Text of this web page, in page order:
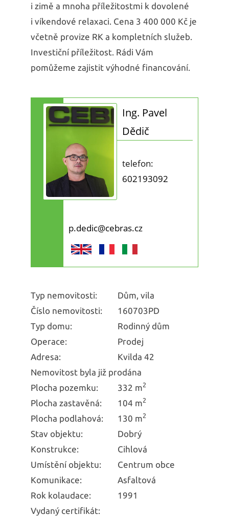
i zimě a mnoha příležitostmi k dovolené
i víkendové relaxaci. Cena 3 400 000 Kč je
včetně provize RK a kompletních služeb.
Investiční příležitost. Rádi Vám
pomůžeme zajistit výhodné financování.
Ing. Pavel
Dědič
telefon:
602193092
p.dedic@cebras.cz
Typ nemovitosti:
Dům, vila
Číslo nemovitosti:
160703PD
Typ domu:
Rodinný dům
Operace:
Prodej
Adresa:
Kvilda 42
Nemovitost byla již prodána
Plocha pozemku:
332 m2
Plocha zastavěná: 104 m2
Plocha podlahová: 130 m2
Stav objektu:
Dobrý
Konstrukce:
Cihlová
Umístění objektu:
Centrum obce
Komunikace:
Asfaltová
Rok kolaudace:
1991
Vydaný certifikát: